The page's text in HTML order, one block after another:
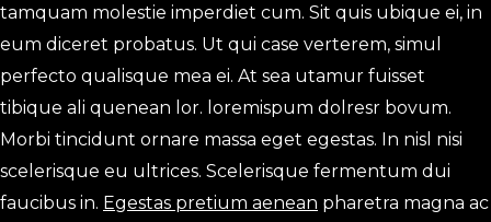
tamquam molestie imperdiet cum. Sit quis ubique ei, in
eum diceret probatus. Ut qui case verterem, simul
perfecto qualisque mea ei. At sea utamur fuisset
tibique ali quenean lor. loremispum dolresr bovum.
Morbi tincidunt ornare massa eget egestas. In nisl nisi
scelerisque eu ultrices. Scelerisque fermentum dui
faucibus in. Egestas pretium aenean pharetra magna ac